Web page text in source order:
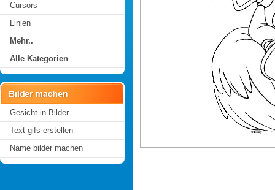
Cursors
Linien
Mehr..
Alle Kategorien
Gesicht in Bilder
Text gifs erstellen
Name bilder machen